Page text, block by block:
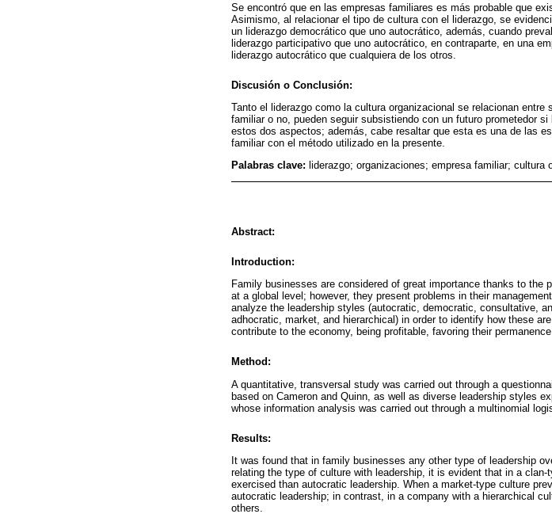
Se encontró que en las empresas familiares es más probable que
Asimismo, al relacionar el tipo de cultura con el liderazgo, se
un liderazgo democrático que uno autocrático, además, cuando
liderazgo participativo que uno autocrático, en contraparte, en una
liderazgo autocrático que cualquiera de los otros.
Discusión o Conclusión:
Tanto el liderazgo como la cultura organizacional se relacionan
familiar o no, pueden seguir subsistiendo con un futuro prometedor
estos dos aspectos; además, cabe resaltar que esta es una de las
familiar con el método utilizado en la presente.
Palabras clave: liderazgo; organizaciones; empresa familiar; cultura
Abstract:
Introduction:
Family businesses are considered of great importance thanks to
at a global level; however, they present problems in their
analyze the leadership styles (autocratic, democratic, consultative,
adhocratic, market, and hierarchical) in order to identify how these
contribute to the economy, being profitable, favoring their
Method:
A quantitative, transversal study was carried out through a
based on Cameron and Quinn, as well as diverse leadership styles
whose information analysis was carried out through a multinomial
Results:
It was found that in family businesses any other type of leadership
relating the type of culture with leadership, it is evident that in a
exercised than autocratic leadership. When a market-type culture
autocratic leadership; in contrast, in a company with a hierarchical
others.